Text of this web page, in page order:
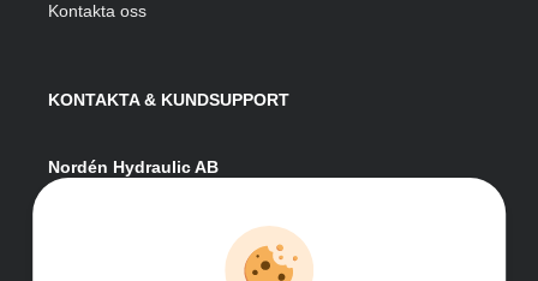
Kontakta oss
KONTAKTA & KUNDSUPPORT
Nordén Hydraulic AB